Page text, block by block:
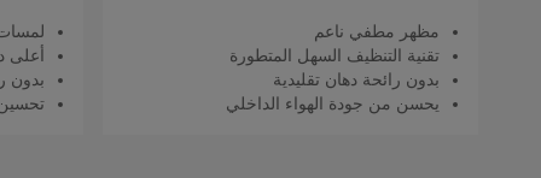
مظهر مطفي ناعم
تقنية التنظيف السهل المتطورة
بدون رائحة دهان تقليدية
يحسن من جودة الهواء الداخلي
أعلى
بدون